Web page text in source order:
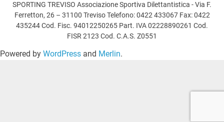
SPORTING TREVISO Associazione Sportiva Dilettantistica - Via F.
Ferretton, 26 – 31100 Treviso Telefono: 0422 433067 Fax: 0422
435244 Cod. Fisc. 94012250265 Part. IVA 02228890261 Cod.
FISR 2123 Cod. C.A.S. Z0551
Powered by WordPress and Merlin.